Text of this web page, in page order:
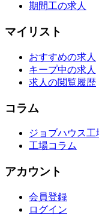
期間工の求人
マイリスト
おすすめの求人
キープ中の求人
求人の閲覧履歴
コラム
ジョブハウス工
工場コラム
アカウント
会員登録
ログイン